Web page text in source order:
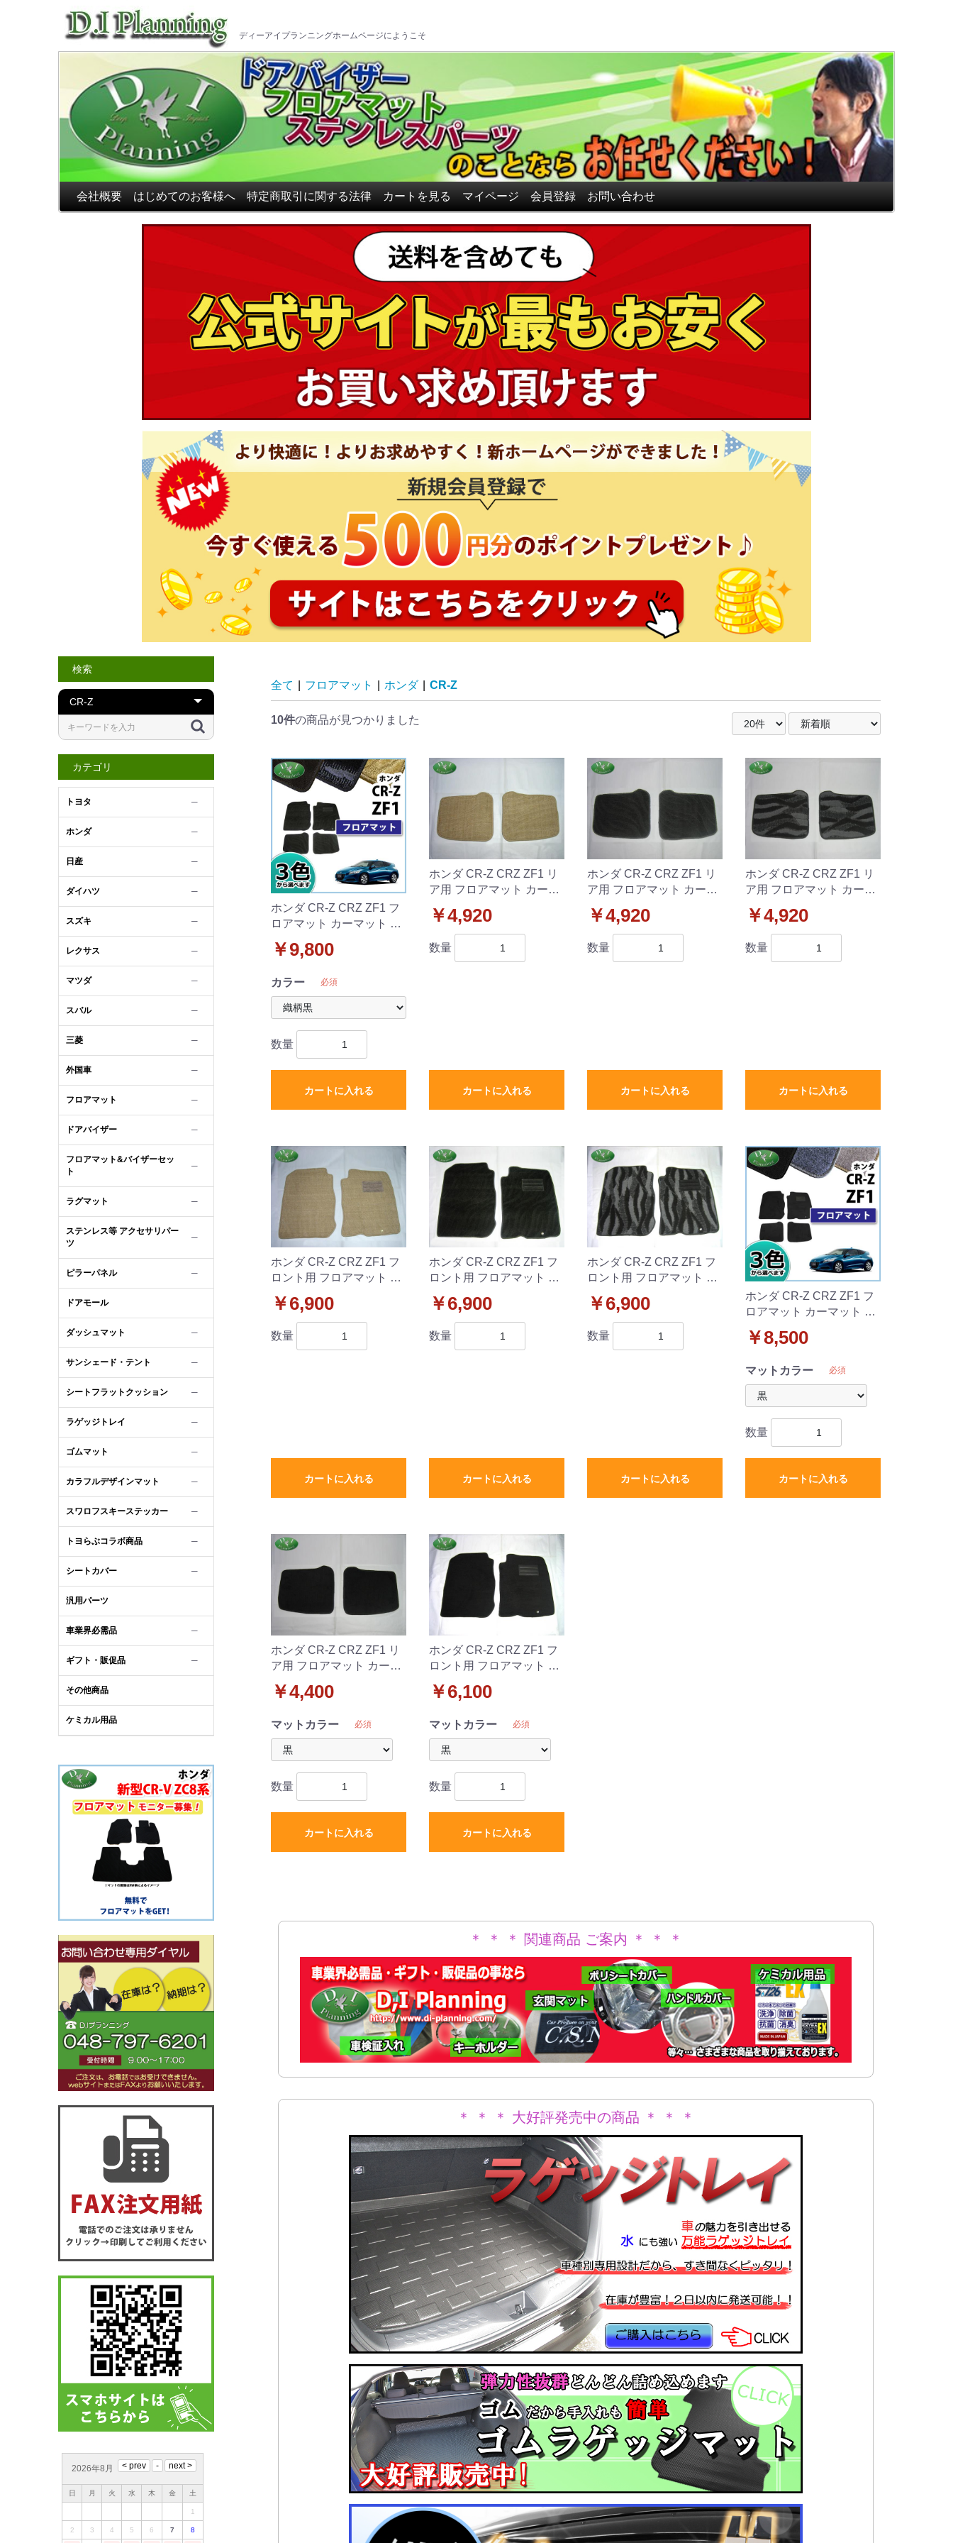
ディーアイプランニングホームページにようこそ
会社概要 はじめてのお客様へ 特定商取引に関する法律 カートを見る マイページ 会員登録 お問い合わせ
検索
カテゴリ
トヨタ ─
ホンダ ─
日産 ─
ダイハツ ─
スズキ ─
レクサス ─
マツダ ─
スバル ─
三菱 ─
外国車 ─
フロアマット ─
ドアバイザー ─
フロアマット&バイザーセッ
ト
─
ラグマット ─
ステンレス等 アクセサリパー
ツ
─
ピラーパネル ─
ドアモール
ダッシュマット ─
サンシェード・テント ─
シートフラットクッション ─
ラゲッジトレイ ─
ゴムマット ─
カラフルデザインマット ─
スワロフスキーステッカー ─
トヨらぶコラボ商品 ─
シートカバー ─
汎用パーツ
車業界必需品 ─
ギフト・販促品 ─
その他商品
ケミカル用品
2026年8月
日 月 火 水 木 金 土
1
2 3 4 5 6 7 8
全て フロアマット ホンダ CR-Z
10件の商品が見つかりました
ホンダ CR-Z CRZ ZF1 フ
ロアマット カーマット 織
￥9,800
カラー 必須
数量
カートに入れる
ホンダ CR-Z CRZ ZF1 リ
ア用 フロアマット カーマ
目のみ
￥4,920
数量
カートに入れる
ホンダ CR-Z CRZ ZF1 リ
ア用 フロアマット カーマ
列目のみ
￥4,920
数量
カートに入れる
ホンダ CR-Z CRZ ZF1 リ
ア用 フロアマット カーマ
目のみ
￥4,920
数量
カートに入れる
ホンダ CR-Z CRZ ZF1 フ
ロント用 フロアマット カ
品 運転席&助手席のみ
￥6,900
数量
カートに入れる
ホンダ CR-Z CRZ ZF1 フ
ロント用 フロアマット カ
品 運転席&助手席のみ
￥6,900
数量
カートに入れる
ホンダ CR-Z CRZ ZF1 フ
ロント用 フロアマット カ
運転席&助手席のみ
￥6,900
数量
カートに入れる
ホンダ CR-Z CRZ ZF1 フ
ロアマット カーマット DX
￥8,500
マットカラー 必須
数量
カートに入れる
ホンダ CR-Z CRZ ZF1 リ
ア用 フロアマット カーマ
のみ
￥4,400
マットカラー 必須
数量
カートに入れる
ホンダ CR-Z CRZ ZF1 フ
ロント用 フロアマット カ
新品 運転席&助手席のみ
￥6,100
マットカラー 必須
数量
カートに入れる
＊ ＊ ＊ 関連商品 ご案内 ＊ ＊ ＊
＊ ＊ ＊ 大好評発売中の商品 ＊ ＊ ＊